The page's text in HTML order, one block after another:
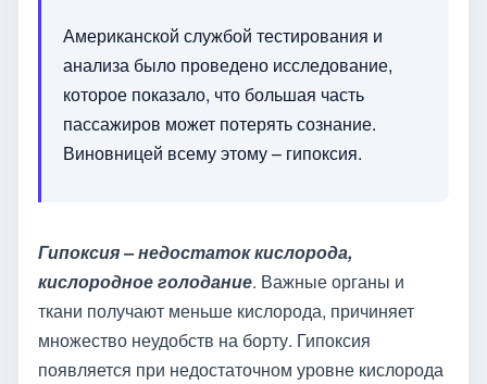
Американской службой тестирования и
анализа было проведено исследование,
которое показало, что большая часть
пассажиров может потерять сознание.
Виновницей всему этому – гипоксия.
Гипоксия – недостаток кислорода,
кислородное голодание. Важные органы и
ткани получают меньше кислорода, причиняет
множество неудобств на борту. Гипоксия
появляется при недостаточном уровне кислорода